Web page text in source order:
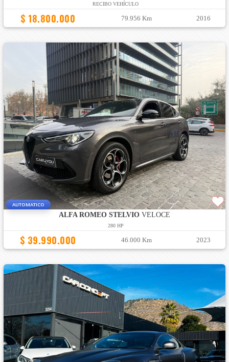
RECIBO VEHÍCULO
$ 18.800.000 79.956 Km 2016
AUTOMATICO
ALFA ROMEO STELVIOVELOCE
280 HP
$ 39.990.000 46.000 Km 2023